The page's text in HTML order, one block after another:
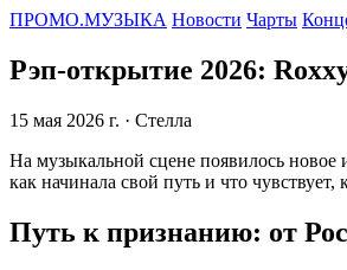
ПРОМО.МУЗЫКА Новости Чарты
Рэп-открытие 2026:
15 мая 2026 г. · Стелла
На музыкальной сцене появилось
как начинала свой путь и что
Путь к признанию: от